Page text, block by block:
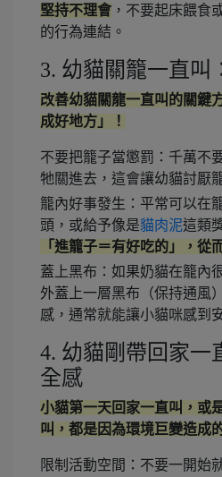
堅持不理會 ，不要起床餵食
的行為連結。
3. 幼貓關籠一直叫
改善幼貓關龍一直叫的關鍵
成好地方」！
不要把籠子當懲罰：千萬不
牠關進去，這會讓幼貓討厭
籠內好事發生：平常可以在
頭，或給予像是貓肉泥這類
「進籠子＝有好吃的」，從
蓋上黑布：如果奶貓在籠內
外蓋上一層黑布（保持通風
感，通常就能讓小貓咪感到
4. 幼貓剛帶回家一
全感
小貓第一天回家一直叫，或
叫，都是因為環境巨變造成
限制活動空間：不要一開始